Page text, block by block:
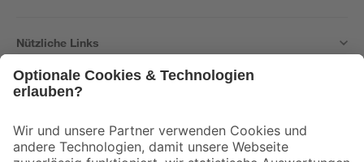
Nützliche Links
Der toom Newsletter: Keine Angebote und Aktionen mehr verpassen!